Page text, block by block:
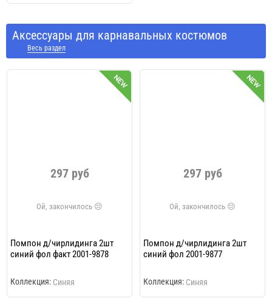
Аксессуары для карнавальных костюмов
Весь раздел
297 руб
Помпон д/чирлидинга 2шт
синий фол факт 2001-9878
Коллекция: Синяя
297 руб
Помпон д/чирлидинга 2шт
синий фол 2001-9877
Коллекция: Синяя